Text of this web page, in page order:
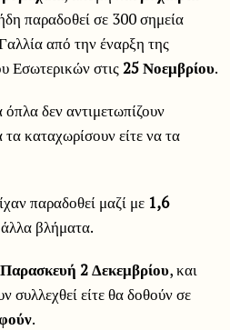
παραδοθεί σε 300 σημεία
από την έναρξη της
Εσωτερικών στις25 Νοεμβρίου.
δεν αντιμετωπίζουν
καταχωρίσουν είτε να τα
παραδοθεί μαζί με 1,6
βλήματα.
Παρασκευή 2 Δεκεμβρίου, και
συλλεχθεί είτε θα δοθούν σε
.